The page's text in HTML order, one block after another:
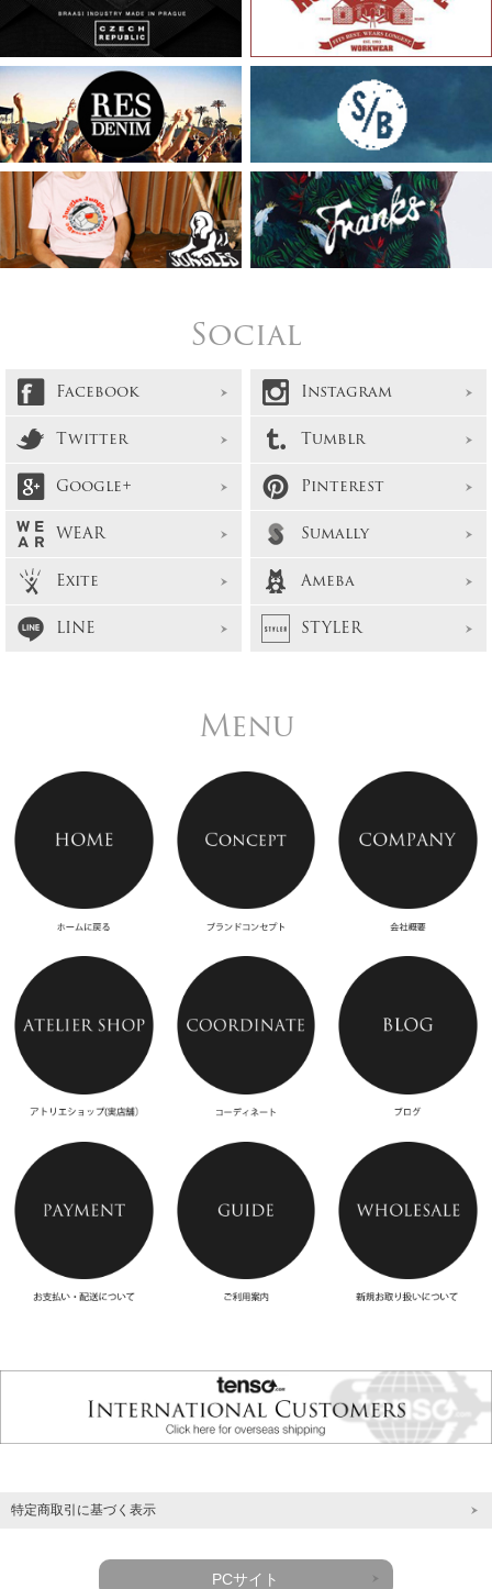
Social
Facebook
Instagram
Twitter
Tumblr
Google+
Pinterest
WEAR
Sumally
Exite
Ameba
LINE
STYLER
Menu
特定商取引に基づく表示
PCサイト